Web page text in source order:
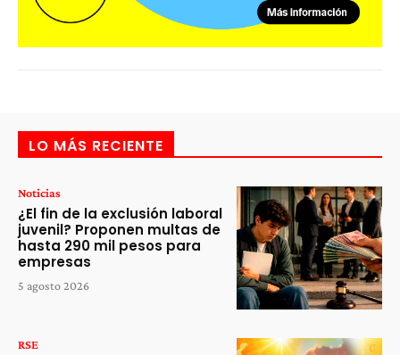
LO MÁS RECIENTE
Noticias
¿El fin de la exclusión laboral
juvenil? Proponen multas de
hasta 290 mil pesos para
empresas
5 agosto 2026
RSE